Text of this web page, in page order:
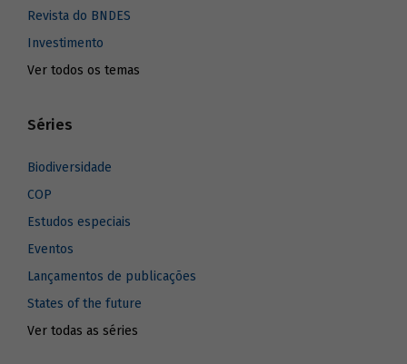
Revista do BNDES
Investimento
Ver todos os temas
Séries
Biodiversidade
COP
Estudos especiais
Eventos
Lançamentos de publicações
States of the future
Ver todas as séries